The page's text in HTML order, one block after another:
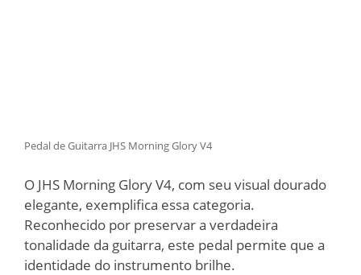
Pedal de Guitarra JHS Morning Glory V4
O JHS Morning Glory V4, com seu visual dourado
elegante, exemplifica essa categoria.
Reconhecido por preservar a verdadeira
tonalidade da guitarra, este pedal permite que a
identidade do instrumento brilhe.